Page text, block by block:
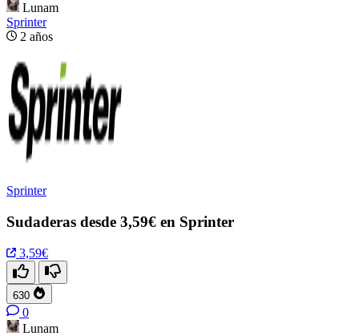
Lunam
Sprinter
2 años
Sprinter
Sudaderas desde 3,59€ en Sprinter
3,59€
630
0
Lunam